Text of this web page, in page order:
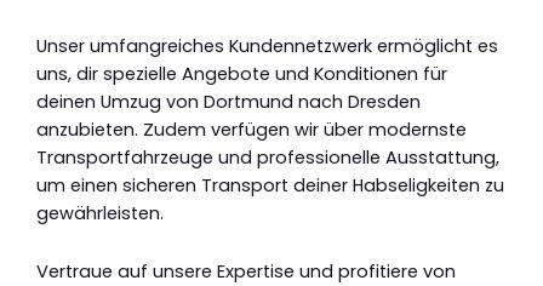
Unser umfangreiches Kundennetzwerk ermöglicht es
uns, dir spezielle Angebote und Konditionen für
deinen Umzug von Dortmund nach Dresden
anzubieten. Zudem verfügen wir über modernste
Transportfahrzeuge und professionelle Ausstattung,
um einen sicheren Transport deiner Habseligkeiten zu
gewährleisten.
Vertraue auf unsere Expertise und profitiere von